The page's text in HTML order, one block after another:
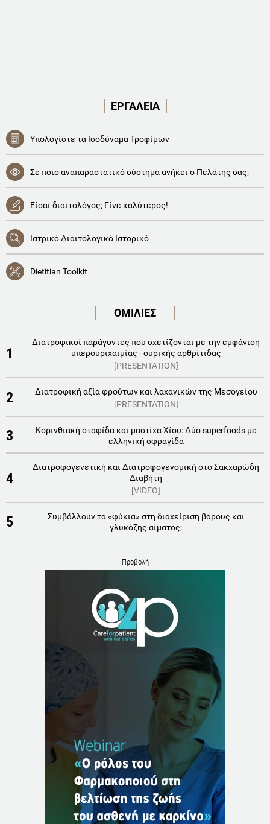
ΕΡΓΑΛΕΙΑ
Υπολογίστε τα Ισοδύναμα Τροφίμων
Σε ποιο αναπαραστατικό σύστημα ανήκει ο Πελάτης σας;
Είσαι διαιτολόγος; Γίνε καλύτερος!
Ιατρικό Διαιτολογικό Ιστορικό
Dietitian Toolkit
ΟΜΙΛΙΕΣ
1
Διατροφικοί παράγοντες που σχετίζονται με την εμφάνιση
υπερουριχαιμίας - ουρικής αρθρίτιδας
[PRESENTATION]
2
Διατροφική αξία φρούτων και λαχανικών της Μεσογείου
[PRESENTATION]
3
Κορινθιακή σταφίδα και μαστίχα Χίου: Δύο superfoods με
ελληνική σφραγίδα
4
Διατροφογενετική και Διατροφογενομική στο Σακχαρώδη
Διαβήτη
[VIDEO]
5
Συμβάλλουν τα «φύκια» στη διαχείριση βάρους και
γλυκόζης αίματος;
Προβολή